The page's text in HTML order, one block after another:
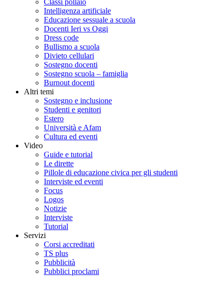
Classi pollaio
Intelligenza artificiale
Educazione sessuale a scuola
Docenti Ieri vs Oggi
Dress code
Bullismo a scuola
Divieto cellulari
Sostegno docenti
Sostegno scuola – famiglia
Burnout docenti
Altri temi
Sostegno e inclusione
Studenti e genitori
Estero
Università e Afam
Cultura ed eventi
Video
Guide e tutorial
Le dirette
Pillole di educazione civica per gli studenti
Interviste ed eventi
Focus
Logos
Notizie
Interviste
Tutorial
Servizi
Corsi accreditati
TS plus
Pubblicità
Pubblici proclami